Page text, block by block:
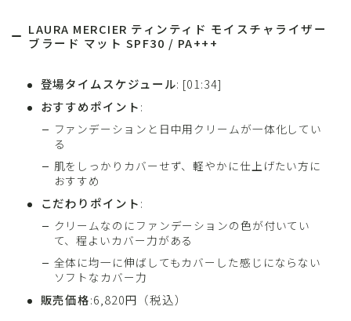
LAURA MERCIER ティンティド モイスチャライザー
ブラード マット SPF30 / PA+++
登場タイムスケジュール: [01:34]
おすすめポイント:
ファンデーションと日中用クリームが一体化してい
る
肌をしっかりカバーせず、軽やかに仕上げたい方に
おすすめ
こだわりポイント:
クリームなのにファンデーションの色が付いてい
て、程よいカバー力がある
全体に均一に伸ばしてもカバーした感じにならない
ソフトなカバー力
販売価格:6,820円（税込）